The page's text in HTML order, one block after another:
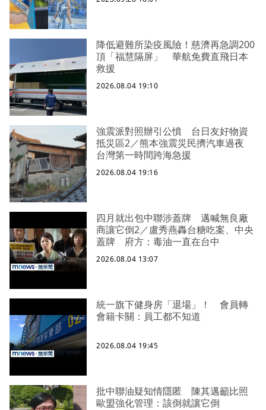
降低避難所染疫風險！慈濟再急調200
頂「福慧隔屏」 華航免費直飛日本
救援
2026.08.04 19:10
強震派對照辦引公憤 台日友好物資
抵災區2／熊本強震災民擠汽車過夜
台灣第一時間跨海急援
2026.08.04 19:16
四月就出包中聯涉蓋牌 邁喊無良廠
商讓它倒2／盧秀燕轟台糖吃案、中央
蓋牌 府方：毒油一直在台中
2026.08.04 13:07
統一旗下健身房「退場」！ 會員轉
會籍卡關：員工都不知道
2026.08.04 19:45
批中聯油疑知情隱匿 陳其邁籲比照
歐盟強化管理：該倒就讓它倒